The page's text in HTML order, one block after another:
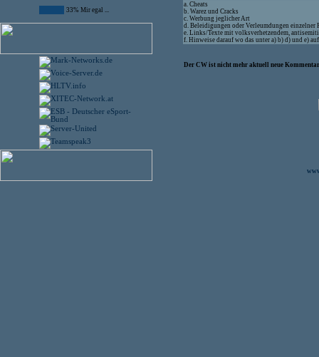
33% Mir egal ...
a. Cheats
b. Warez und Cracks
c. Werbung jeglicher Art
d. Beleidigungen oder Verleumdungen einzelner
e. Links/Texte mit volksverhetzendem,
f. Hinweise darauf wo das unter a) b) d) und e)
Der CW ist nicht mehr aktuell neue